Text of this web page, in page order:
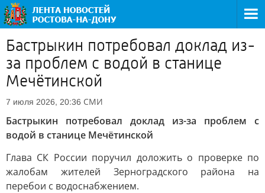
Бастрыкин потребовал доклад из-
за проблем с водой в станице
Мечётинской
7 июля 2026, 20:36 СМИ
Бастрыкин потребовал доклад из-за проблем с
водой в станице Мечётинской
Глава СК России поручил доложить о проверке по
жалобам жителей Зерноградского района на
перебои с водоснабжением.